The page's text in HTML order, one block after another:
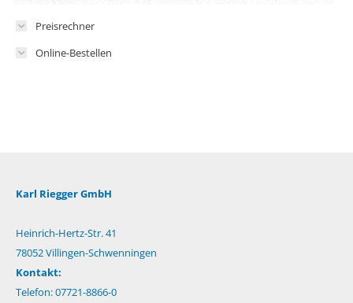
Preisrechner
Online-Bestellen
Karl Riegger GmbH
Heinrich-Hertz-Str. 41
78052 Villingen-Schwenningen
Kontakt:
Telefon: 07721-8866-0